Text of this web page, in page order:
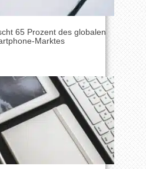
65 Prozent des globalen
Marktes